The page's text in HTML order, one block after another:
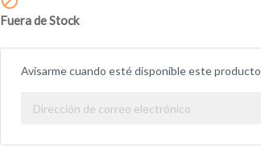
Fuera de Stock
Avisarme cuando esté disponible este producto